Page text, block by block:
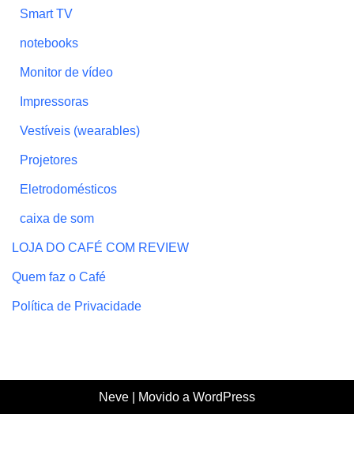
Smart TV
notebooks
Monitor de vídeo
Impressoras
Vestíveis (wearables)
Projetores
Eletrodomésticos
caixa de som
LOJA DO CAFÉ COM REVIEW
Quem faz o Café
Política de Privacidade
Neve | Movido a WordPress